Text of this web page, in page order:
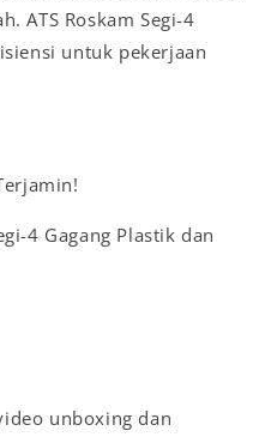
ATS Roskam Segi-4
untuk pekerjaan
4 Gagang Plastik dan
unboxing dan